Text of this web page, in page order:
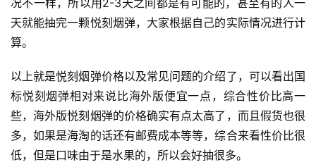
况不一样，所以用2-3天之间都是有可能的，甚至有的人一
天就能抽完一颗悦刻烟弹，大家根据自己的实际情况进行计
算。
以上就是悦刻烟弹价格以及常见问题的介绍了，可以看出国
标悦刻烟弹相对来说比海外版便宜一点，综合性价比高一
些，海外版悦刻烟弹的价格确实有点太高了，而且假货也很
多，如果是海淘的话还有邮费成本等等，综合来看性价比很
低，但是口味由于是水果的，所以会好抽很多。